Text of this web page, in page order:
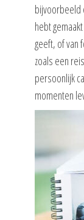
bijvoorbeeld
hebt
geeft, of van
zoals een
persoonlijk
momenten